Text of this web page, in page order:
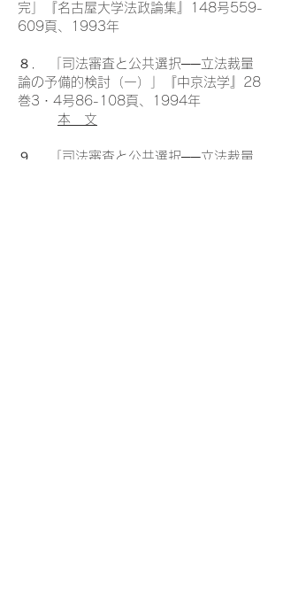
完」『名古屋大学法政論集』148号559-
609頁、1993年
８． 「司法審査と公共選択──立法裁量
論の予備的検討（一）」『中京法学』28
巻3・4号86-108頁、1994年
本 文
９． 「司法審査と公共選択──立法裁量